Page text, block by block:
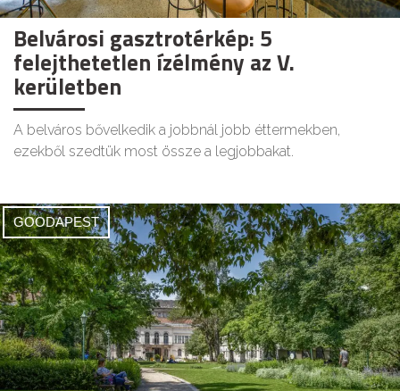
Belvárosi gasztrotérkép: 5
felejthetetlen ízélmény az V.
kerületben
A belváros bővelkedik a jobbnál jobb éttermekben,
ezekből szedtük most össze a legjobbakat.
GOODAPEST